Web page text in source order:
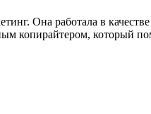
Она работала в
копирайтером, который